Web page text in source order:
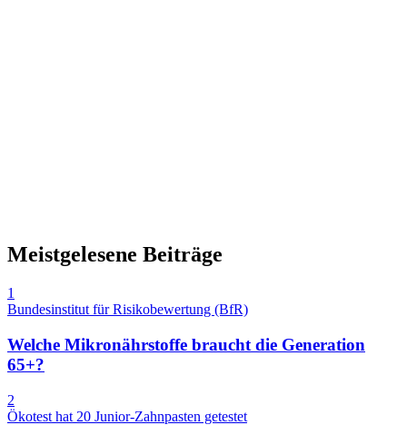
Meistgelesene Beiträge
1
Bundesinstitut für Risikobewertung (BfR)
Welche Mikronährstoffe braucht die Generation
65+?
2
Ökotest hat 20 Junior-Zahnpasten getestet